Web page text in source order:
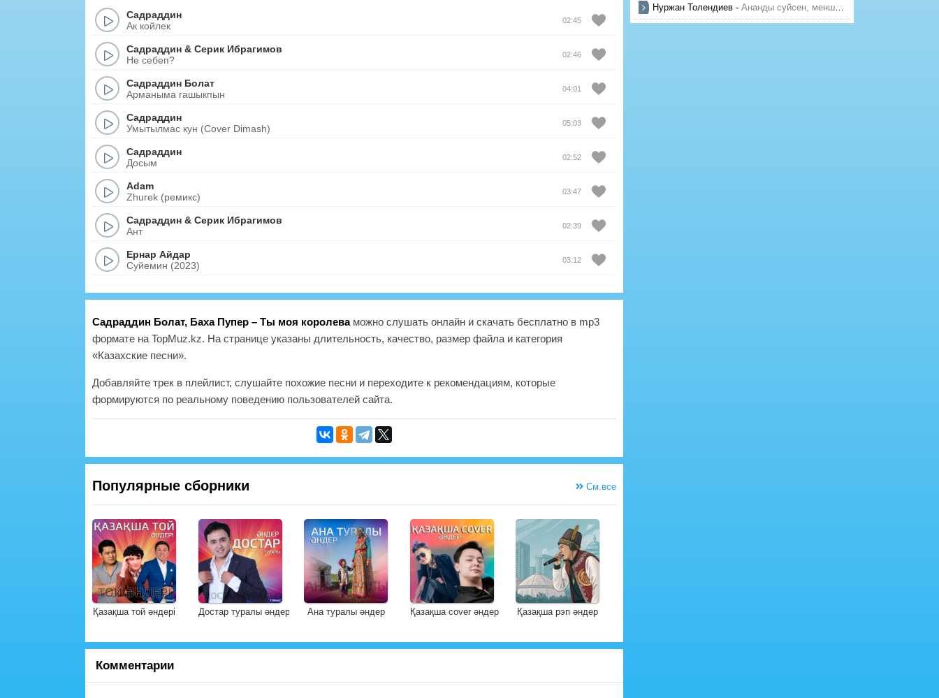
Садраддин
Ак койлек
02:45
Садраддин & Серик Ибрагимов
Не себеп?
02:46
Садраддин Болат
Арманыма гашыкпын
04:01
Садраддин
Умытылмас кун (Cover Dimash)
05:03
Садраддин
Досым
02:52
Adam
Zhurek (ремикс)
03:47
Садраддин & Серик Ибрагимов
Ант
02:39
Ернар Айдар
Суйемин (2023)
03:12
Садраддин Болат, Баха Пупер – Ты моя королеваможно слушать онлайн и скачать бесплатно в mp3
формате на TopMuz.kz. На странице указаны длительность, качество, размер файла и категория
«Казахские песни».
Добавляйте трек в плейлист, слушайте похожие песни и переходите к рекомендациям, которые
формируются по реальному поведению пользователей сайта.
Популярные сборники См.все
Қазақша той әндері Достар туралы әндер Ана туралы әндер Қазақша cover әндер Қазақша рэп әндер
Комментарии
Нуржан Толендиев - Ананды суйсен, менше суй